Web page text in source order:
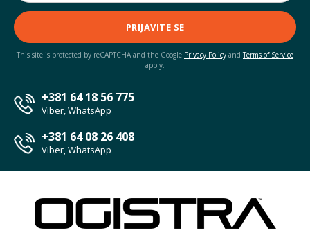
PRIJAVITE SE
This site is protected by reCAPTCHA and the Google Privacy Policy andTerms of Service
apply.
+381 64 18 56 775
Viber, WhatsApp
+381 64 08 26 408
Viber, WhatsApp